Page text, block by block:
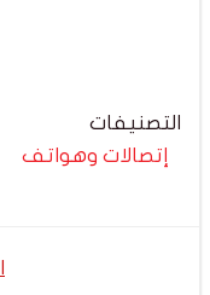
التصنيفات
إتصالات وهواتف